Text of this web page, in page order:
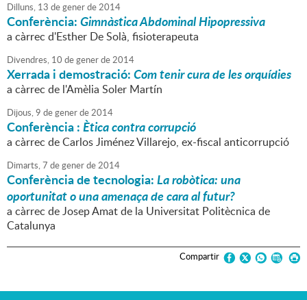
Dilluns, 13 degenerde2014
Conferència:Gimnàstica Abdominal Hipopressiva
a càrrec d'Esther De Solà, fisioterapeuta
Divendres, 10 degenerde2014
Xerrada i demostració:Com tenir cura de les orquídies
a càrrec de l'Amèlia Soler Martín
Dijous,9 degenerde2014
Conferència :Ètica contra corrupció
a càrrec de Carlos Jiménez Villarejo, ex-fiscal anticorrupció
Dimarts,7 degenerde2014
Conferència de tecnologia:La robòtica: una
oportunitat o una amenaça de cara al futur?
a càrrec de Josep Amat de la Universitat Politècnica de
Catalunya
Compartir